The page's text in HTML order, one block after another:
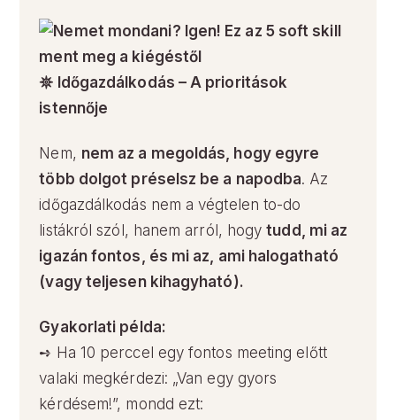
𖤓 Időgazdálkodás – A prioritások
istennője
Nem, nem az a megoldás, hogy egyre
több dolgot préselsz be a napodba. Az
időgazdálkodás nem a végtelen to-do
listákról szól, hanem arról, hogytudd, mi az
igazán fontos, és mi az, ami halogatható
(vagy teljesen kihagyható).
Gyakorlati példa:
➺ Ha 10 perccel egy fontos meeting előtt
valaki megkérdezi: „Van egy gyors
kérdésem!”, mondd ezt: